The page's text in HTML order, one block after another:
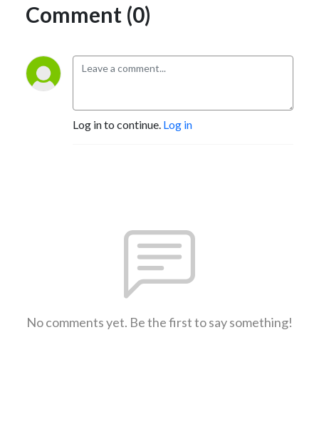
Comment (0)
Log in to continue. Log in
No comments yet. Be the first to say something!